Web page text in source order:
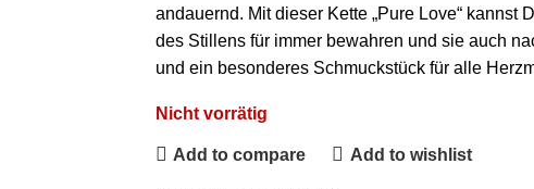
andauernd. Mit dieser Kette „Pure Love“
des Stillens für immer bewahren und sie auch
und ein besonderes Schmuckstück für alle
Nicht vorrätig
Add to compare Add to wishlist